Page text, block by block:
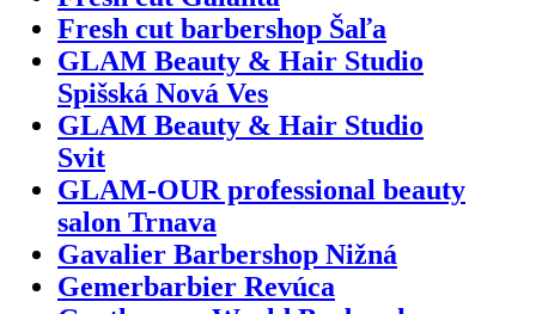
Fresh cut barbershop Šaľa
GLAM Beauty & Hair Studio
Spišská Nová Ves
GLAM Beauty & Hair Studio
Svit
GLAM-OUR professional beauty
salon Trnava
Gavalier Barbershop Nižná
Gemerbarbier Revúca